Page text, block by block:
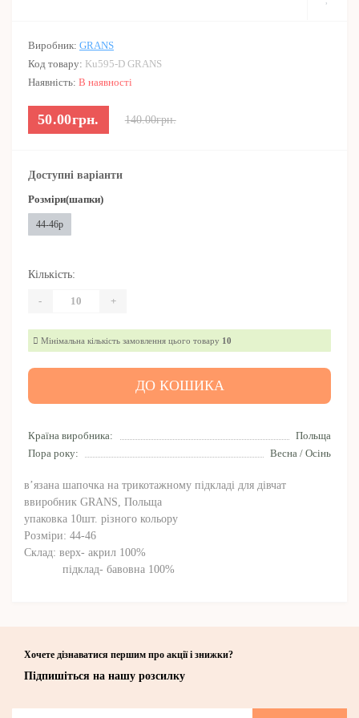
Виробник: GRANS
Код товару: Ku595-D GRANS
Наявність: В наявності
50.00грн. 140.00грн.
Країна виробника:
Польща
Пора року:
Весна / Осінь
в’язана шапочка на трикотажному підкладі для дівчат
ввиробник GRANS, Польща
упаковка 10шт. різного кольору
Розміри: 44-46
Склад: верх- акрил 100%
підклад- бавовна 100%
Доступні варіанти
Розміри(шапки)
44-46р
Кількість:
- +
Мінімальна кількість замовлення цього товару 10
ДО КОШИКА
Хочете дізнаватися першим про акції і знижки?
Підпишіться на нашу розсилку